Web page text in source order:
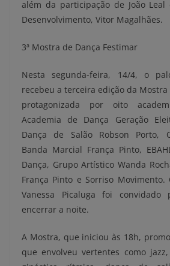
além da participação de João
Desenvolvimento, Vitor Magalhães.
3ª Mostra de Dança Festimar
Nesta segunda-feira, 14/4, o
recebeu a terceira edição da Mostra
protagonizada por oito
Academia de Dança Geração
Dança de Salão Robson Porto,
Banda Marcial França Pinto,
Dança, Grupo Artístico Wanda
França Pinto e Sorriso Movimento.
Vanessa Picaluga foi convidado
encerrar a noite.
A Mostra, que iniciou às 18h,
que envolveu vertentes como